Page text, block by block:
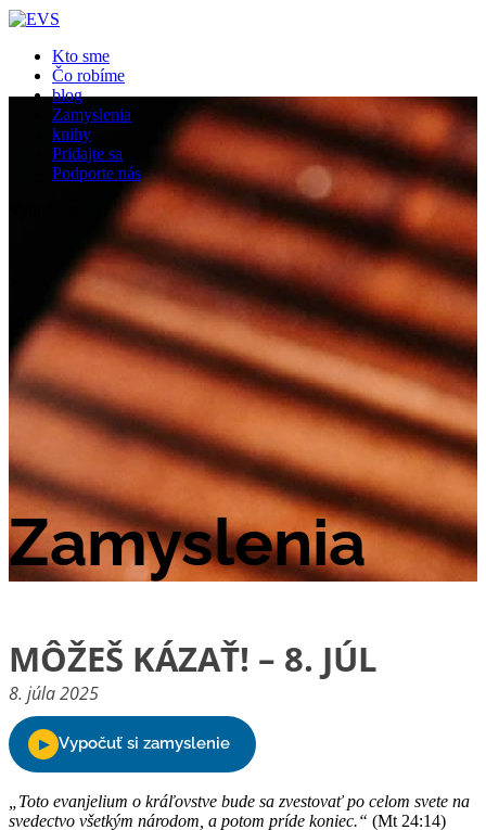
Kto sme
Čo robíme
blog
Zamyslenia
knihy
Pridajte sa
Podporte nás
Zamyslenia
MÔŽEŠ KÁZAŤ! – 8. JÚL
8. júla 2025
„Toto evanjelium o kráľovstve bude sa zvestovať po celom svete na
svedectvo všetkým národom, a potom príde koniec.“ (Mt 24:14)